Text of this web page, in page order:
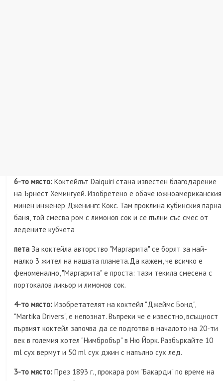
6-то място:Коктейлът Daiquiri стана известен благодарение
на Ърнест Хемингуей. Изобретено е обаче южноамериканския
минен инженер Дженингс Кокс. Там проклина кубинския парна
баня, той смесва ром с лимонов сок и се пълни със смес от
ледените кубчета
пета За коктейла авторство "Маргарита" се борят за най-
малко 3 жител на нашата планета.Да кажем, че всичко е
феноменално, "Маргарита" е проста: тази текила смесена с
портокалов ликьор и лимонов сок.
4-то място:Изобретателят на коктейл "Джеймс Бонд",
"Martika Drivers", е непознат. Въпреки че е известно, всъщност
първият коктейл започва да се подготвя в началото на 20-ти
век в големия хотел "Нимбробър" в Ню Йорк. Разбъркайте 10
ml сух вермут и 50 ml сух джин с напълно сух лед.
3-то място:През 1893 г., прокара ром "Бакарди" по време на